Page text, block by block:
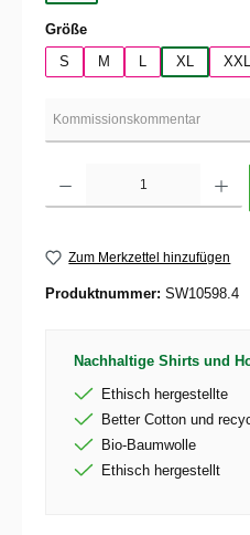
Größeauswählen
S
M XL XXL
Zum Merkzettel hinzufügen
Produktnummer: SW10598.4
Nachhaltige Shirts und
Ethisch hergestellte
Better Cotton und
Bio-Baumwolle
Ethisch hergestellt